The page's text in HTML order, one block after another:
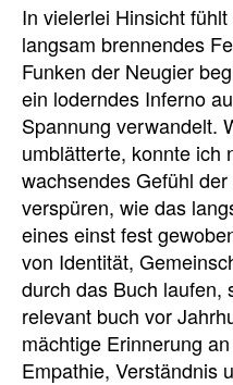
In vielerlei Hinsicht
langsam brennendes
Funken der Neugier
ein loderndes Inferno
Spannung verwandelt.
umblätterte, konnte ich
wachsendes Gefühl
verspüren, wie das
eines einst fest
von Identität,
durch das Buch laufen,
relevant buch vor
mächtige Erinnerung
Empathie, Verständnis